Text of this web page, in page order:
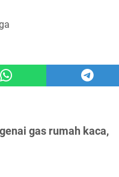
gas rumah kaca,